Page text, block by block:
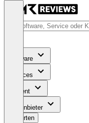
Software
Services
Content
Für Anbieter
Bewerten